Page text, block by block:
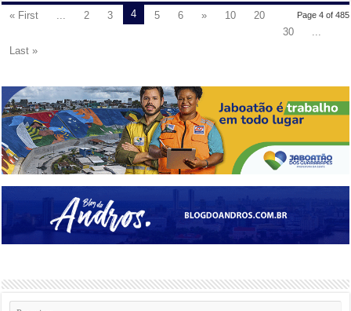
Page 4 of 485
« First 2 3 4 5 6 » 10
20
30
Last »